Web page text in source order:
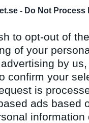
- Do Not Process
to opt-out of
of your
by
confirm your
is
ads based